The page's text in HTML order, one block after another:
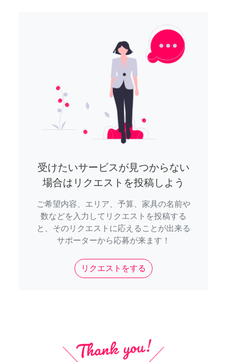
受けたいサービスが見つからない
場合はリクエストを投稿しよう
ご希望内容、エリア、予算、家具の名前や
数などを入力してリクエストを投稿する
と、そのリクエストに応えることが出来る
サポーターから応募が来ます！
リクエストをする